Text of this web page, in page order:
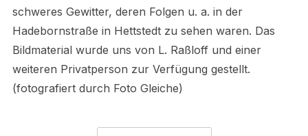
schweres Gewitter, deren Folgen u. a. in der
Hadebornstraße in Hettstedt zu sehen waren. Das
Bildmaterial wurde uns von L. Raßloff und einer
weiteren Privatperson zur Verfügung gestellt.
(fotografiert durch Foto Gleiche)